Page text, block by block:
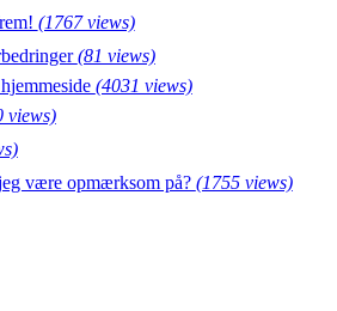
(1767 views)
(81 views)
(4031 views)
views)
være opmærksom på? (1755 views)